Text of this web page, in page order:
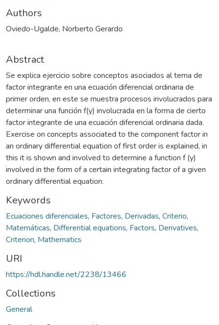
Authors
Oviedo-Ugalde, Norberto Gerardo
Abstract
Se explica ejercicio sobre conceptos asociados al tema de
factor integrante en una ecuación diferencial ordinaria de
primer orden, en este se muestra procesos involucrados para
determinar una función f(y) involucrada en la forma de cierto
factor integrante de una ecuación diferencial ordinaria dada.
Exercise on concepts associated to the component factor in
an ordinary differential equation of first order is explained, in
this it is shown and involved to determine a function f (y)
involved in the form of a certain integrating factor of a given
ordinary differential equation.
Keywords
Ecuaciones diferenciales, Factores, Derivadas, Criterio,
Matemáticas, Differential equations, Factors, Derivatives,
Criterion, Mathematics
URI
https://hdl.handle.net/2238/13466
Collections
General